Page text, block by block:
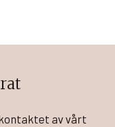
av vårt